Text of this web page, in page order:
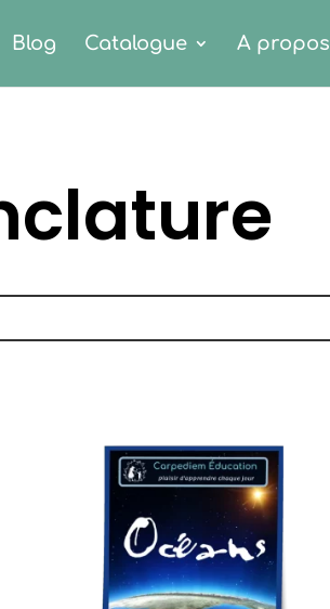
Blog Catalogue A propos